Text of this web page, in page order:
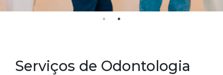
Serviços de Odontologia